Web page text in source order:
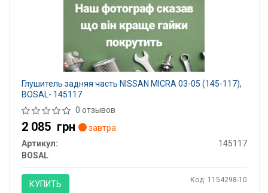
Глушитель задняя часть NISSAN MICRA 03-05 (145-117),
BOSAL- 145117
0 отзывов
2 085 грн
завтра
Артикул:
145117
BOSAL
КУПИТЬ Код: 1154298-10